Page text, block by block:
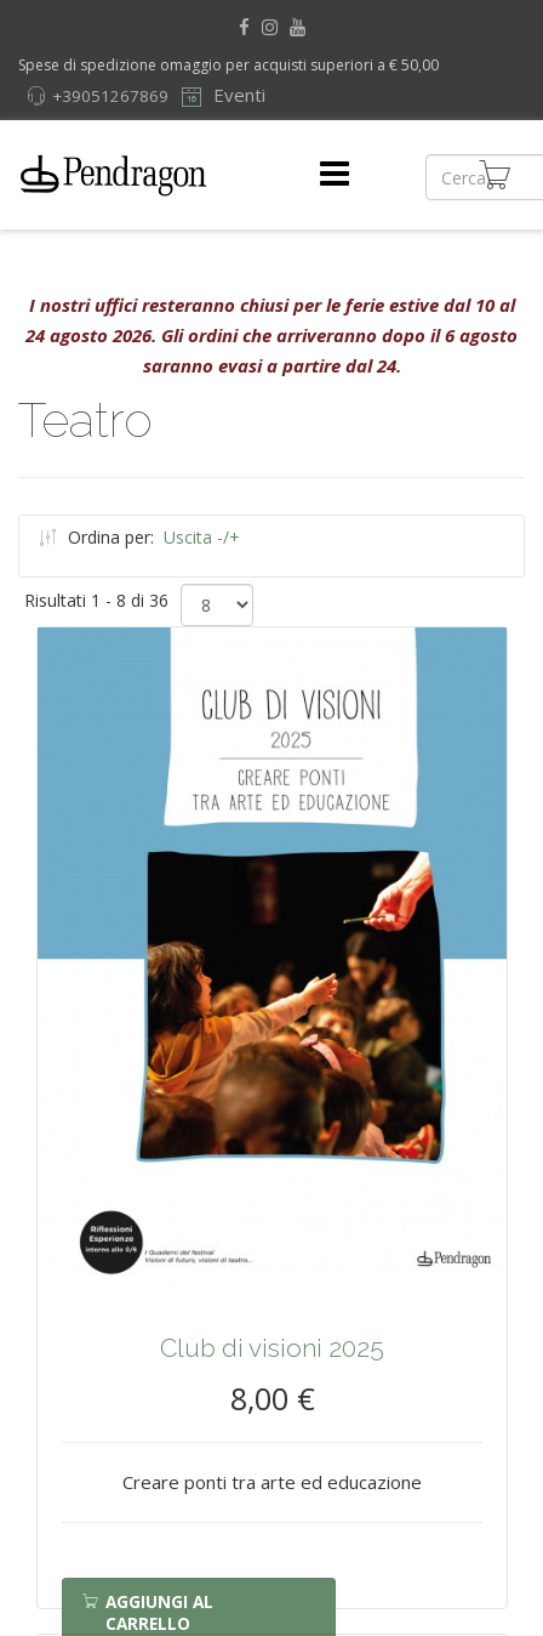
Spese di spedizione omaggio per acquisti superiori a € 50,00
Eventi
+39051267869
I nostri uffici resteranno chiusi per le ferie estive dal 10 al
24 agosto 2026. Gli ordini che arriveranno dopo il 6 agosto
saranno evasi a partire dal 24.
Teatro
Ordina per: Uscita -/+
Risultati 1 - 8 di 36
Club di visioni 2025
8,00 €
Creare ponti tra arte ed educazione
AGGIUNGI AL
CARRELLO